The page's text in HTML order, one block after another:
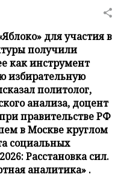
для участия в
получили
как инструмент
избирательную
политолог,
анализа, доцент
правительстве РФ
в Москве круглом
социальных
Расстановка сил.
аналитика» .